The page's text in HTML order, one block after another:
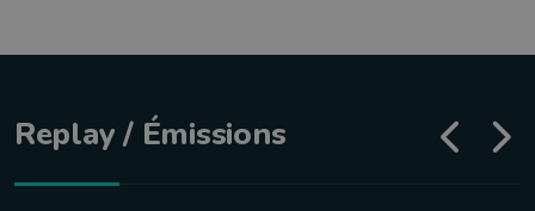
Replay / Émissions